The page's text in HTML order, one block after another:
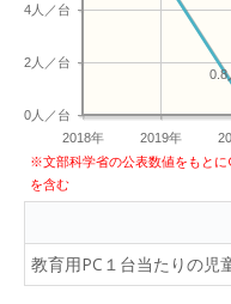
2018年 2019年
0人／台
2人／台
4人／台
0.8
※文部科学省の公表数値をもと
を含む
教育用PC１台当たりの児